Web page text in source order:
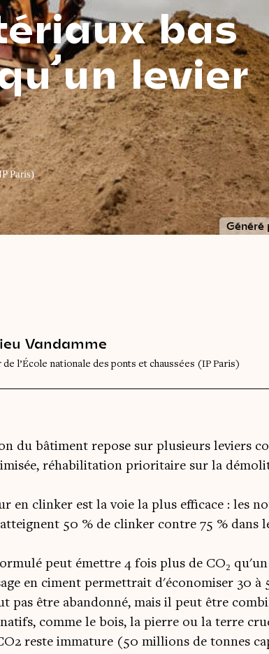
bas
levier
Paris)
Vandamme
l’École nationale des ponts et chaussées (IP Paris)
du bâtiment repose sur plusieurs leviers
réhabilitation prioritaire sur la
en clinker est la voie la plus efficace : les
50 % de clinker contre 75 % dans
peut émettre 4 fois plus de CO₂
en ciment permettrait d'économiser 30 à
pas être abandonné, mais il peut être
comme le bois, la pierre ou la terre
reste immature (50 millions de tonnes